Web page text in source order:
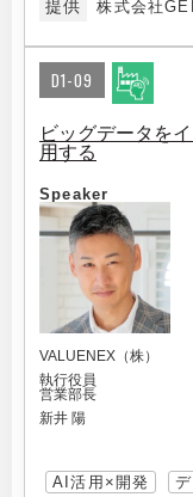
提供 株式会社
D1-09
ビッグデータを
用する
Speaker
VALUENEX（株）
執行役員
営業部長
新井 陽
AI活用×開発